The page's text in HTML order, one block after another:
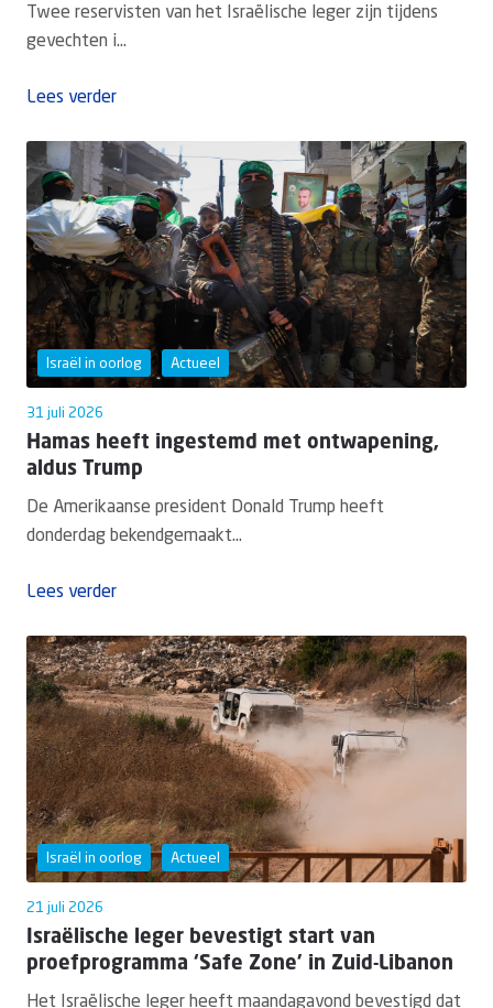
Twee reservisten van het Israëlische leger zijn tijdens
gevechten i...
Lees verder
Israël in oorlog Actueel
31 juli 2026
Hamas heeft ingestemd met ontwapening,
aldus Trump
De Amerikaanse president Donald Trump heeft
donderdag bekendgemaakt...
Lees verder
Israël in oorlog Actueel
21 juli 2026
Israëlische leger bevestigt start van
proefprogramma ‘Safe Zone’ in Zuid-Libanon
Het Israëlische leger heeft maandagavond bevestigd dat